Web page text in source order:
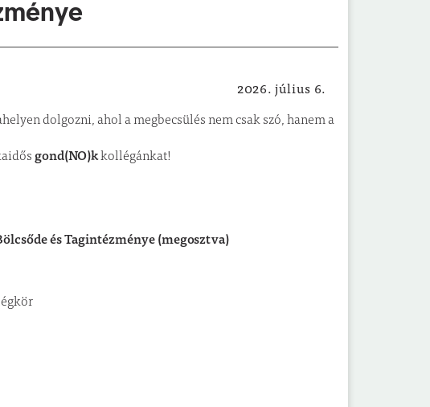
Intézményi állásajánlatok
2026. július 6.
dolgozni, ahol a megbecsülés nem csak szó, hanem a
gond(NO)kkollégánkat!
és Tagintézménye (megosztva)